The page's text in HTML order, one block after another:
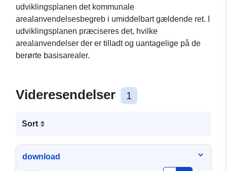
udviklingsplanen det kommunale
arealanvendelsesbegreb i umiddelbart gældende ret. I
udviklingsplanen præciseres det, hvilke
arealanvendelser der er tilladt og uantagelige på de
berørte basisarealer.
Videresendelser 1
Sort
download